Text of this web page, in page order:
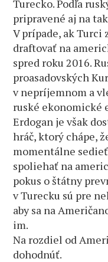
Turecko. Podľa
pripravené aj na
V prípade, ak Turci
draftovať na
spred roku 2016.
proasadovských
v nepríjemnom a
ruské ekonomické
Erdogan je však
hráč, ktorý chápe,
momentálne
spoliehať na
pokus o štátny
v Turecku sú pre
aby sa na
im.
Na rozdiel od
dohodnúť.